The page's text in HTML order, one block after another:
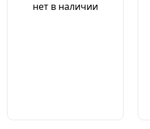
нет в наличии